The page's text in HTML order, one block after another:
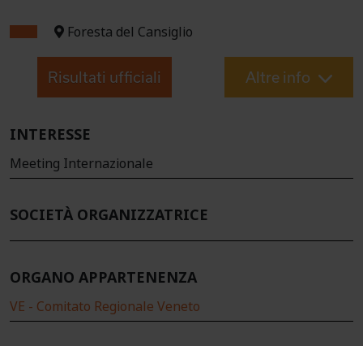
Foresta del Cansiglio
Risultati ufficiali Altre info
INTERESSE
Meeting Internazionale
SOCIETÀ ORGANIZZATRICE
ORGANO APPARTENENZA
VE - Comitato Regionale Veneto